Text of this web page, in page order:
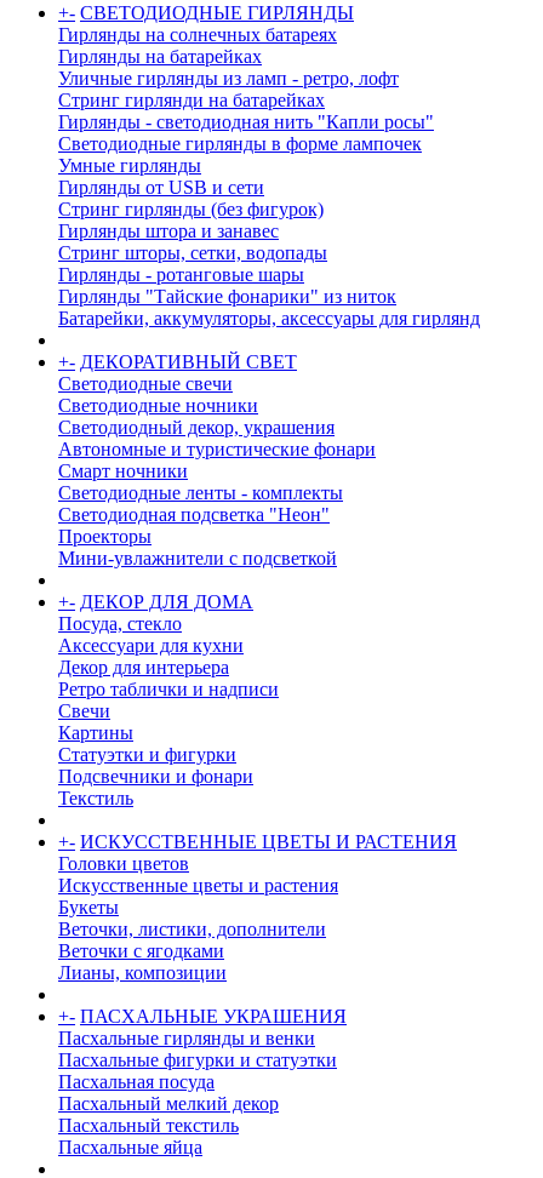
+- СВЕТОДИОДНЫЕ ГИРЛЯНДЫ
Гирлянды на солнечных батареях
Гирлянды на батарейках
Уличные гирлянды из ламп - ретро, лофт
Стринг гирлянди на батарейках
Гирлянды - светодиодная нить "Капли росы"
Светодиодные гирлянды в форме лампочек
Умные гирлянды
Гирлянды от USB и сети
Стринг гирлянды (без фигурок)
Гирлянды штора и занавес
Стринг шторы, сетки, водопады
Гирлянды - ротанговые шары
Гирлянды "Тайские фонарики" из ниток
Батарейки, аккумуляторы, аксессуары для гирлянд
+- ДЕКОРАТИВНЫЙ СВЕТ
Светодиодные свечи
Светодиодные ночники
Светодиодный декор, украшения
Автономные и туристические фонари
Смарт ночники
Светодиодные ленты - комплекты
Светодиодная подсветка "Неон"
Проекторы
Мини-увлажнители с подсветкой
+- ДЕКОР ДЛЯ ДОМА
Посуда, стекло
Аксессуари для кухни
Декор для интерьера
Ретро таблички и надписи
Свечи
Картины
Статуэтки и фигурки
Подсвечники и фонари
Текстиль
+- ИСКУССТВЕННЫЕ ЦВЕТЫ И РАСТЕНИЯ
Головки цветов
Искусственные цветы и растения
Букеты
Веточки, листики, дополнители
Веточки с ягодками
Лианы, композиции
+- ПАСХАЛЬНЫЕ УКРАШЕНИЯ
Пасхальные гирлянды и венки
Пасхальные фигурки и статуэтки
Пасхальная посуда
Пасхальный мелкий декор
Пасхальный текстиль
Пасхальные яйца